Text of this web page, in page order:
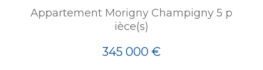
Appartement Morigny Champigny 5 p
ièce(s)
345 000 €